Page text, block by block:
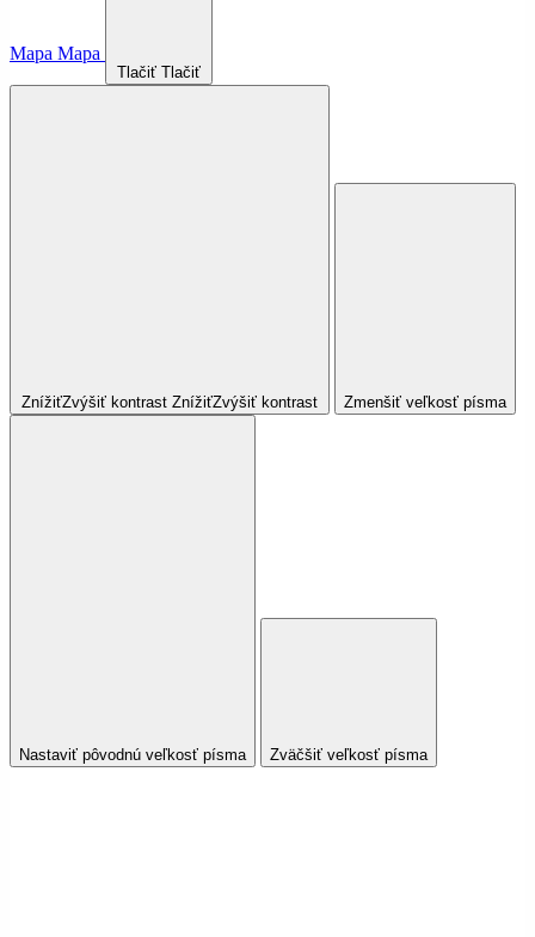
Mapa Mapa
Tlačiť Tlačiť
ZnížiťZvýšiť kontrast ZnížiťZvýšiť kontrast Zmenšiť veľkosť písma
Nastaviť pôvodnú veľkosť písma Zväčšiť veľkosť písma